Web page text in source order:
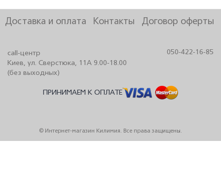
call-центр
Киев, ул. Сверстюка, 11А 9.00-18.00
(без выходных)
050-422-16-85
Доставка и оплата Контакты Договор оферты
ПРИНИМАЕМ К ОПЛАТЕ
© Интернет-магазин Килимия. Все права защищены.